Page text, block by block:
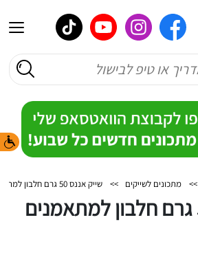
>> מתכונים לשייקים >> שייק אננס 50 גרם חלבון למתאמנים בחדר כושר
שייק אננס 50 גרם חלבון למתאמנים